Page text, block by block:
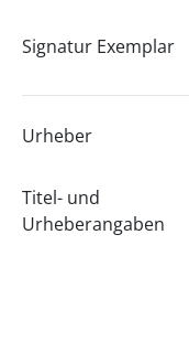
Signatur Exemplar
Urheber
Titel- und
Urheberangaben